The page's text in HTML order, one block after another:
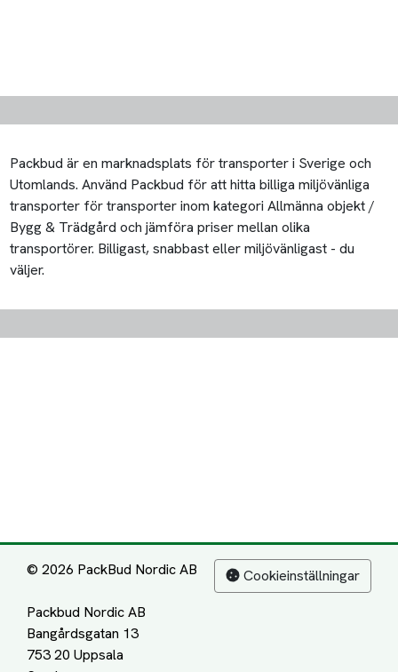
Packbud är en marknadsplats för transporter i Sverige och
Utomlands. Använd Packbud för att hitta billiga miljövänliga
transporter för transporter inom kategori Allmänna objekt /
Bygg & Trädgård och jämföra priser mellan olika
transportörer. Billigast, snabbast eller miljövänligast - du
väljer.
© 2026 PackBud Nordic AB
Packbud Nordic AB
Bangårdsgatan 13
753 20 Uppsala
Cookieinställningar